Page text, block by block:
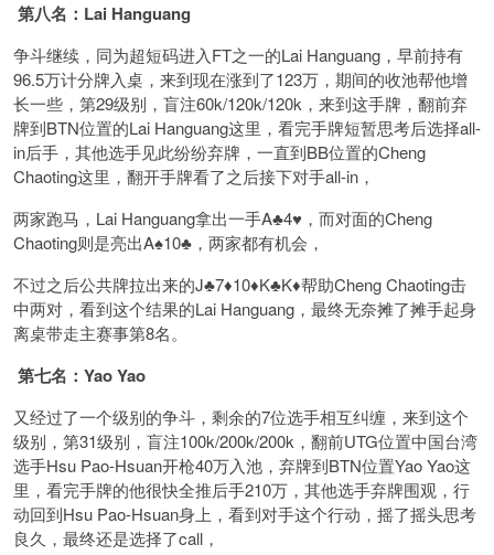
第八名：Lai Hanguang
争斗继续，同为超短码进入FT之一的Lai Hanguang，早前持有
96.5万计分牌入桌，来到现在涨到了123万，期间的收池帮他增
长一些，第29级别，盲注60k/120k/120k，来到这手牌，翻前弃
牌到BTN位置的Lai Hanguang这里，看完手牌短暂思考后选择all-
in后手，其他选手见此纷纷弃牌，一直到BB位置的Cheng
Chaoting这里，翻开手牌看了之后接下对手all-in，
两家跑马，Lai Hanguang拿出一手A♣️4♥️，而对面的Cheng
Chaoting则是亮出A♠️10♣️，两家都有机会，
不过之后公共牌拉出来的J♣️7♦️10♦️K♣️K♦️帮助Cheng Chaoting击
中两对，看到这个结果的Lai Hanguang，最终无奈摊了摊手起身
离桌带走主赛事第8名。
第七名：Yao Yao
又经过了一个级别的争斗，剩余的7位选手相互纠缠，来到这个
级别，第31级别，盲注100k/200k/200k，翻前UTG位置中国台湾
选手Hsu Pao-Hsuan开枪40万入池，弃牌到BTN位置Yao Yao这
里，看完手牌的他很快全推后手210万，其他选手弃牌围观，行
动回到Hsu Pao-Hsuan身上，看到对手这个行动，摇了摇头思考
良久，最终还是选择了call，